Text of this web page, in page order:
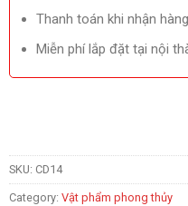
Thanh toán khi nhận hàng
Miễn phí lắp đặt tại nội
SKU: CD14
Category: Vật phẩm phong thủy